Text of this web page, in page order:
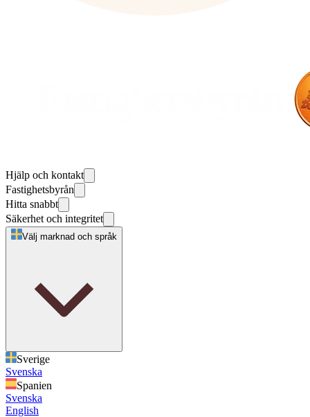
Hjälp och kontakt
Fastighetsbyrån
Hitta snabbt
Säkerhet och integritet
Välj marknad och språk
Sverige
Svenska
Spanien
Svenska
English